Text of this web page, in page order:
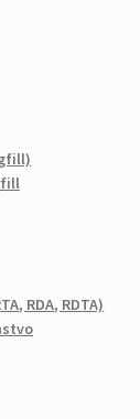
RDA, RDTA)